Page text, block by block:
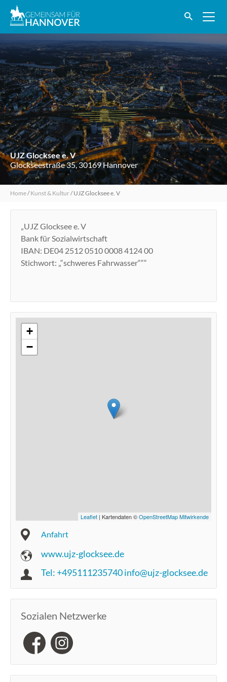
UJZ Glocksee e. V
Glockseestraße 35, 30169 Hannover
Home/Kunst & Kultur/UJZ Glocksee e. V
„UJZ Glocksee e. V
Bank für Sozialwirtschaft
IBAN: DE04 2512 0510 0008 4124 00
Stichwort: „“schweres Fahrwasser“““
+
−
Leaflet | Kartendaten ©OpenStreetMap Mitwirkende
Anfahrt
www.ujz-glocksee.de
Tel: +495111235740 info@ujz-glocksee.de
Sozialen Netzwerke